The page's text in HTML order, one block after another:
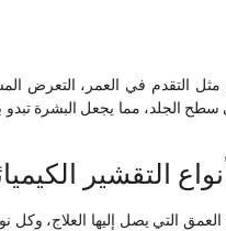
التقدم في العمر، التعرض
سطح الجلد، مما يجعل البشرة تبدو
أنواع التقشير
التي يصل إليها العلاج، وكل